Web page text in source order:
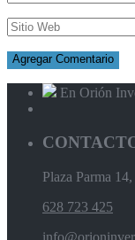
En Orión
Plaza Parma
628 723 425